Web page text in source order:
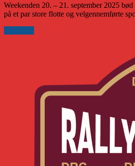
Weekenden 20. – 21. september 2025
på et par store flotte og velgennemførte